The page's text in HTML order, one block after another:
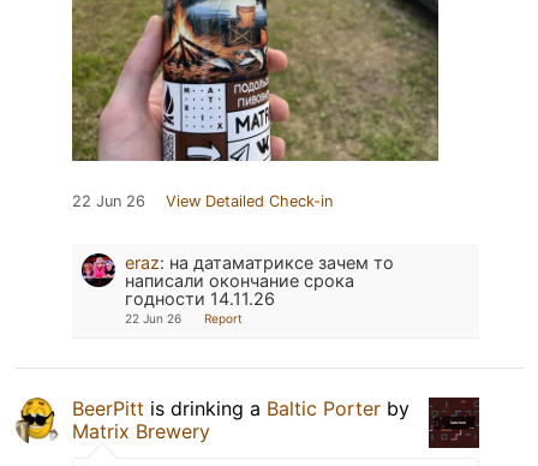
22 Jun 26 View Detailed Check-in
eraz: на датаматриксе зачем то
написали окончание срока
годности 14.11.26
22 Jun 26 Report
BeerPitt is drinking a Baltic Porter by
Matrix Brewery